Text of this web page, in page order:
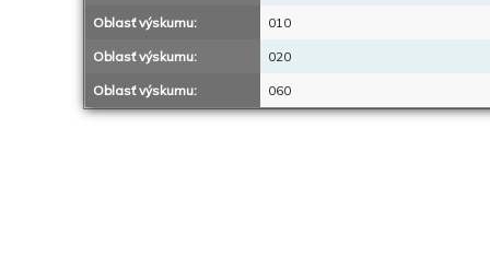
Oblasť výskumu: 010
Oblasť výskumu: 020
Oblasť výskumu: 060